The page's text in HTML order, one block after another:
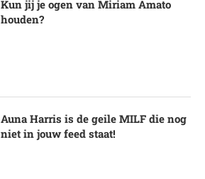
Kun jij je ogen van Miriam Amato
houden?
Auna Harris is de geile MILF die nog
niet in jouw feed staat!